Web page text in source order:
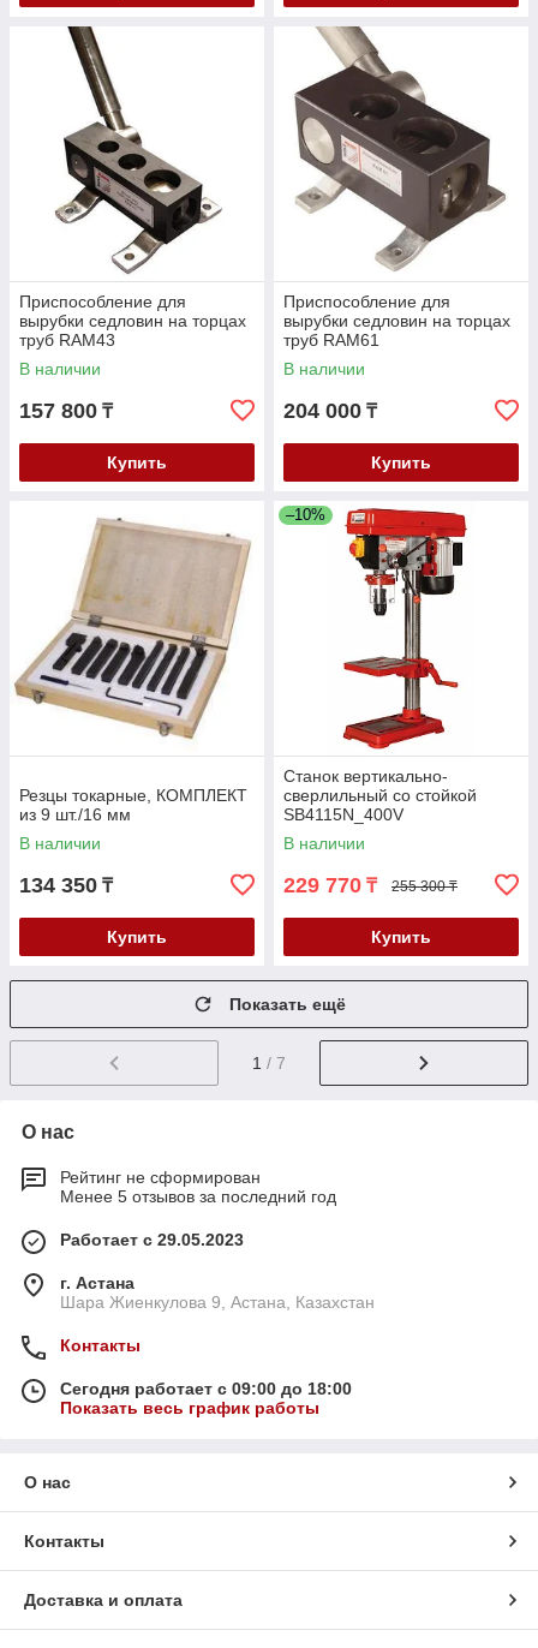
Приспособление для
вырубки седловин на торцах
труб RAM43
В наличии
157 800 ₸
Купить
Приспособление для
вырубки седловин на торцах
труб RAM61
В наличии
204 000 ₸
Купить
Резцы токарные, КОМПЛЕКТ
из 9 шт./16 мм
В наличии
134 350 ₸
Купить
–10%
Станок вертикально-
сверлильный со стойкой
SB4115N_400V
В наличии
229 770 ₸ 255 300 ₸
Купить
Показать ещё
1 / 7
О нас
Рейтинг не сформирован
Менее 5 отзывов за последний год
Работает с 29.05.2023
г. Астана
Шара Жиенкулова 9, Астана, Казахстан
Контакты
Сегодня работает с 09:00 до 18:00
Показать весь график работы
О нас
Контакты
Доставка и оплата